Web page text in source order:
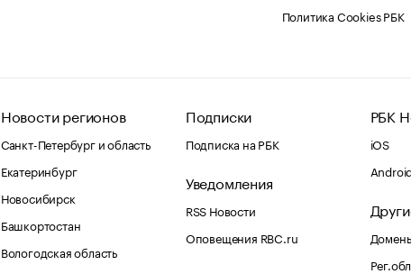
Политика Cookies РБК
Новости регионов
Санкт-Петербург и область
Екатеринбург
Новосибирск
Башкортостан
Вологодская область
Подписки
Подписка на РБК
Уведомления
RSS Новости
Оповещения RBC.ru
РБК
iOS